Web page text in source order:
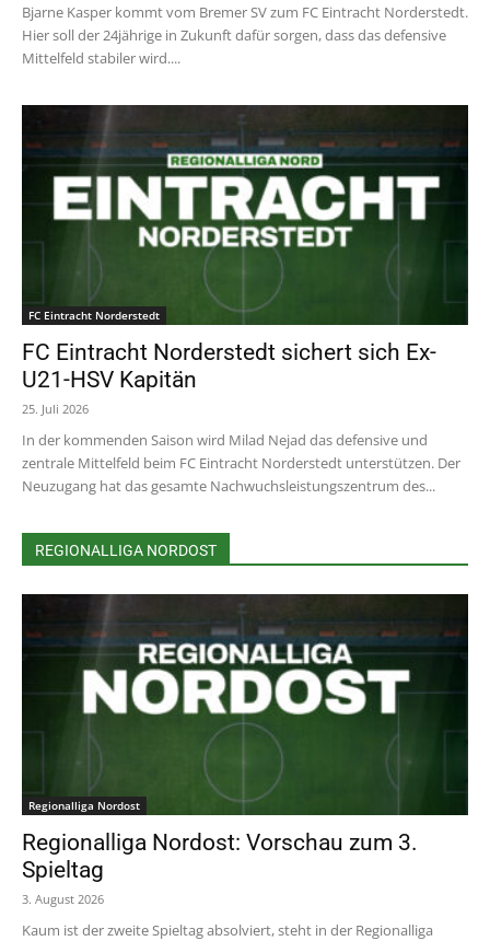
Bjarne Kasper kommt vom Bremer SV zum FC Eintracht Norderstedt.
Hier soll der 24jährige in Zukunft dafür sorgen, dass das defensive
Mittelfeld stabiler wird....
FC Eintracht Norderstedt
FC Eintracht Norderstedt sichert sich Ex-
U21-HSV Kapitän
25. Juli 2026
In der kommenden Saison wird Milad Nejad das defensive und
zentrale Mittelfeld beim FC Eintracht Norderstedt unterstützen. Der
Neuzugang hat das gesamte Nachwuchsleistungszentrum des...
REGIONALLIGA NORDOST
Regionalliga Nordost
Regionalliga Nordost: Vorschau zum 3.
Spieltag
3. August 2026
Kaum ist der zweite Spieltag absolviert, steht in der Regionalliga